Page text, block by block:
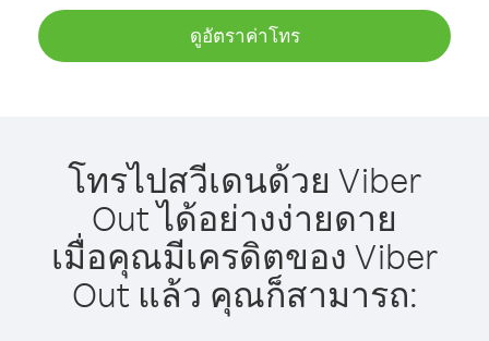
ดูอัตราค่าโทร
โทรไปสวีเดนด้วย Viber
Out ได้อย่างง่ายดาย
เมื่อคุณมีเครดิตของ Viber
Out แล้ว คุณก็สามารถ: